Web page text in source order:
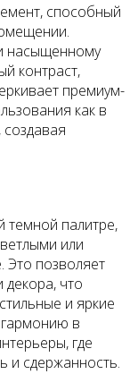
способный
насыщенному
контраст,
премиум-
как в
темной палитре,
или
Это позволяет
декора, что
и яркие
гармонию в
где
и сдержанность.